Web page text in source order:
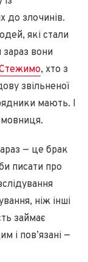
до злочинів.
які стали
вони
, хто з
звільненої
мають. І
— це брак
писати про
ніж інші
займає
і пов’язані —